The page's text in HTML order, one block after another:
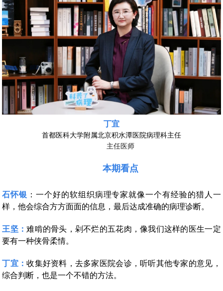
丁宜
首都医科大学附属北京积水潭医院病理科主任
主任医师
本期看点
石怀银 ：一个好的软组织病理专家就像一个有经验的猎人一
样，他会综合方方面面的信息，最后达成准确的病理诊断。
王坚：难啃的骨头，剁不烂的五花肉，像我们这样的医生一定
要有一种侠骨柔情。
丁宜：收集好资料，去多家医院会诊，听听其他专家的意见，
综合判断，也是一个不错的方法。